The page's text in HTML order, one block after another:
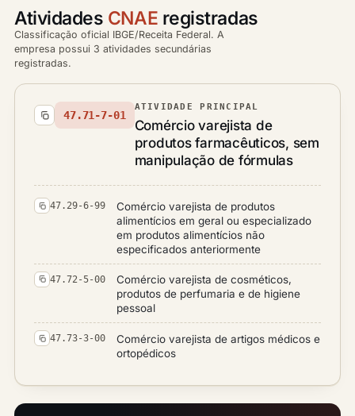
Atividades CNAE registradas
Classificação oficial IBGE/Receita Federal. A
empresa possui 3 atividades secundárias
registradas.
47.71-7-01
ATIVIDADE PRINCIPAL
Comércio varejista de
produtos farmacêuticos, sem
manipulação de fórmulas
47.29-6-99
Comércio varejista de produtos
alimentícios em geral ou especializado
em produtos alimentícios não
especificados anteriormente
47.72-5-00
Comércio varejista de cosméticos,
produtos de perfumaria e de higiene
pessoal
47.73-3-00
Comércio varejista de artigos médicos e
ortopédicos